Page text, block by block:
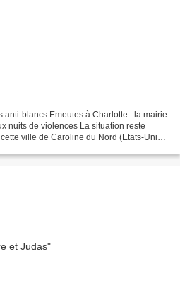
anti-blancs Emeutes à Charlotte : la mairie
nuits de violences La situation reste
ville de Caroline du Nord (Etats-Unis),